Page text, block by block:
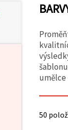
umělce
50